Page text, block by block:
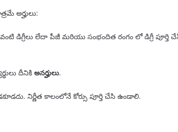
అర్హులు:
వంటి డిగ్రీలు లేదా పీజీ మరియు సంభందిత రంగం లో డిగ్రీ పూర్తి
దీనికి అనర్హులు.
నిర్ణీత కాలంలోనే కోర్సు పూర్తి చేసి ఉండాలి.